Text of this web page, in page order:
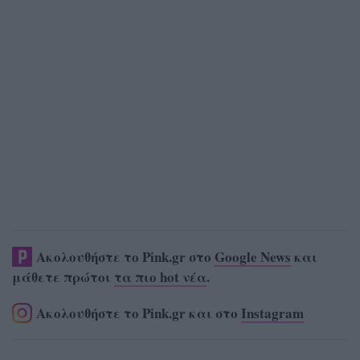
Ακολουθήστε το Pink.gr στο Google News και
μάθετε πρώτοι τα πιο hot νέα.
Ακολουθήστε το Pink.gr και στο Instagram